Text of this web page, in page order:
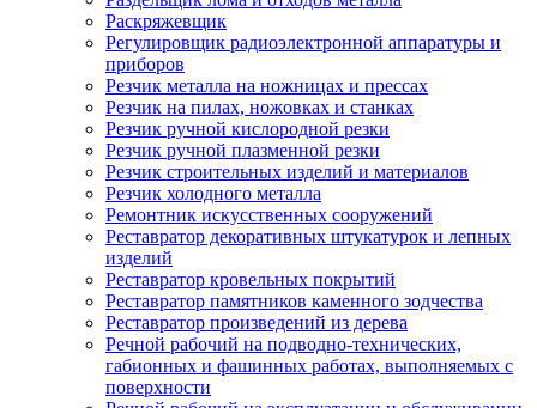
Раскряжевщик
Регулировщик радиоэлектронной аппаратуры и
приборов
Резчик металла на ножницах и прессах
Резчик на пилах, ножовках и станках
Резчик ручной кислородной резки
Резчик ручной плазменной резки
Резчик строительных изделий и материалов
Резчик холодного металла
Ремонтник искусственных сооружений
Реставратор декоративных штукатурок и лепных
изделий
Реставратор кровельных покрытий
Реставратор памятников каменного зодчества
Реставратор произведений из дерева
Речной рабочий на подводно-технических,
габионных и фашинных работах, выполняемых с
поверхности